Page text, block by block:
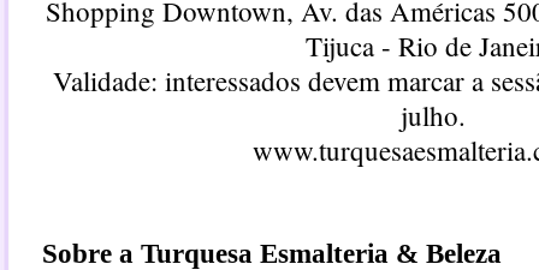
Shopping Downtown, Av. das Américas
Tijuca - Rio de
Validade: interessados devem marcar a
julho.
Sobre a Turquesa Esmalteria & Beleza